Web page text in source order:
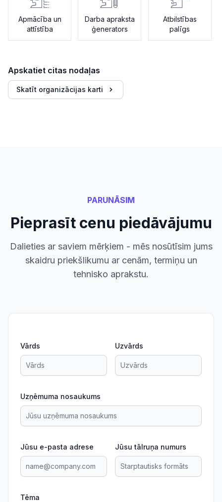
Apmācība un
attīstība
Darba apraksta
ģenerators
Atbilstības
palīgs
Apskatiet citas nodaļas
Skatīt organizācijas karti
PARUNĀSIM
Pieprasīt cenu piedāvājumu
Dalieties ar saviem mērķiem - mēs nosūtīsim jums
skaidru priekšlikumu ar cenām, termiņu un
tehnisko aprakstu.
Vārds Uzvārds
Uzņēmuma nosaukums
Jūsu e-pasta adrese Jūsu tālruņa numurs
Tēma